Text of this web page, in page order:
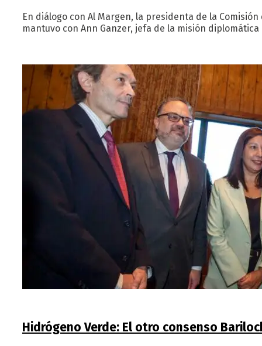
En diálogo con Al Margen, la presidenta de la
mantuvo con Ann Ganzer, jefa de la misión
Hidrógeno Verde: El otro consenso